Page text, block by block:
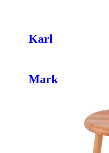
Karl
Mark